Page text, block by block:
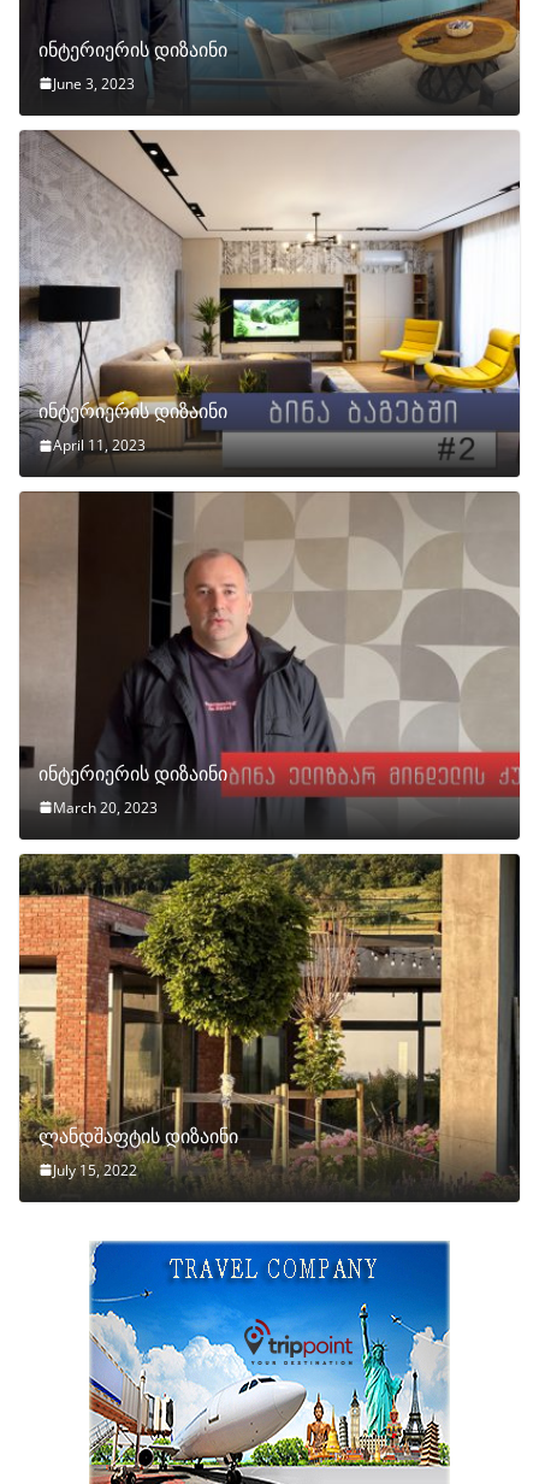
ინტერიერის დიზაინი
June 3, 2023
ინტერიერის დიზაინი
April 11, 2023
ინტერიერის დიზაინი
March 20, 2023
ლანდშაფტის დიზაინი
July 15, 2022